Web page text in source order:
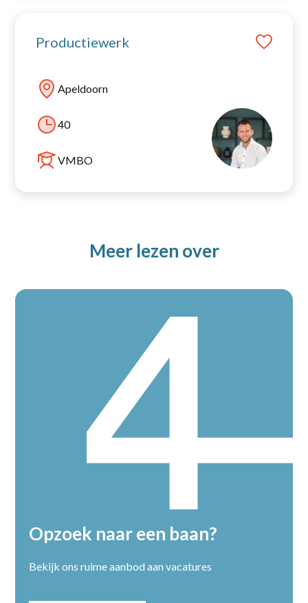
Productiewerk
Apeldoorn
40
VMBO
Meer lezen over
Opzoek naar een baan?
Bekijk ons ruime aanbod aan vacatures